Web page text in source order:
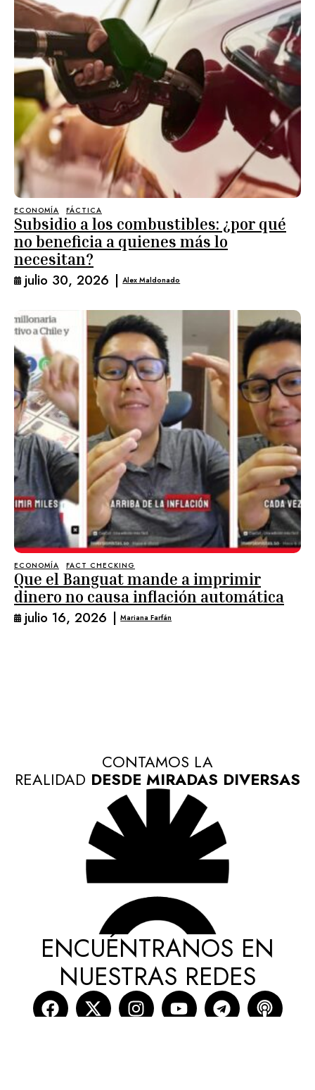
ECONOMÍA FÁCTICA
Subsidio a los combustibles: ¿por qué
no beneficia a quienes más lo
necesitan?
julio 30, 2026 | Alex Maldonado
ECONOMÍA FACT CHECKING
Que el Banguat mande a imprimir
dinero no causa inflación automática
julio 16, 2026 | Mariana Farfán
CONTAMOS LA
REALIDAD DESDE MIRADAS DIVERSAS
ENCUÉNTRANOS EN
NUESTRAS REDES